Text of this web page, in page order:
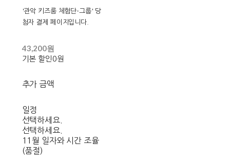
'관악 키즈룸 체험단-그룹' 당
첨자 결제 페이지입니다.
43,200원
기본 할인0원
추가 금액
일정
선택하세요.
선택하세요.
11월 일자와 시간 조율
(품절)